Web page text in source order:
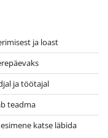
ja loast
ja töötajal
teadma
katse läbida